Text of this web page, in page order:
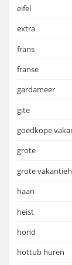
eifel
extra
frans
franse
gardameer
gite
goedkope
grote
grote
haan
heist
hond
hottub huren